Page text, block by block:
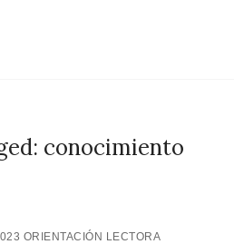
conocimiento
ORIENTACIÓN LECTORA